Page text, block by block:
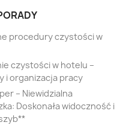
procedury czystości w
czystości w hotelu –
i organizacja pracy
– Niewidzialna
Doskonała widoczność i